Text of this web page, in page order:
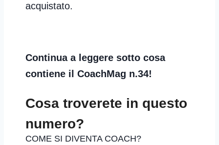
acquistato.
Continua a leggere sotto cosa
contiene il CoachMag n.34!
Cosa troverete in questo
numero?
COME SI DIVENTA COACH?